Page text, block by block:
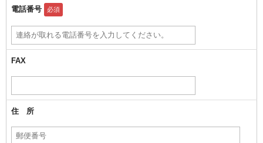
電話番号 必須
FAX
住 所